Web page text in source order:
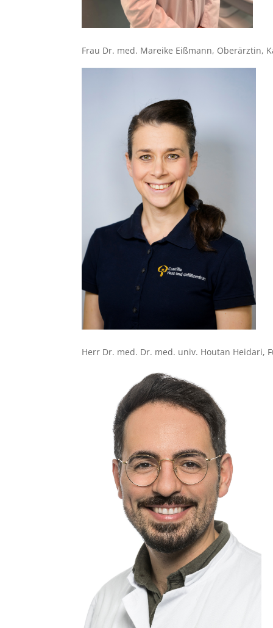
Frau Dr. med. Mareike Eißmann, Oberärztin,
Herr Dr. med. Dr. med. univ. Houtan Heidari,